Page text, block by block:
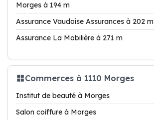
Morges à 194 m
Assurance Vaudoise Assurances à 202 m
Assurance La Mobilière à 271 m
Commerces à 1110 Morges
Institut de beauté à Morges
Salon coiffure à Morges